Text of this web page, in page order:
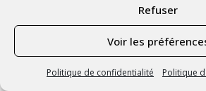
Refuser
Voir les
Politique de confidentialité Politique